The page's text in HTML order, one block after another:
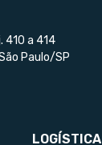
410 a 414
Paulo/SP
LOGÍSTICA